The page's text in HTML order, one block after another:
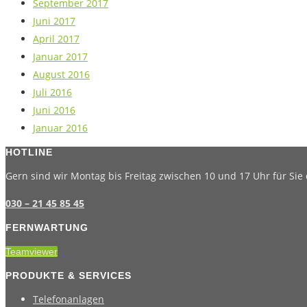
September 2017
Juni 2017
April 2017
Januar 2017
August 2016
Juli 2016
Juni 2016
Januar 2016
HOTLINE
Gern sind wir Montag bis Freitag zwischen 10 und 17 Uhr für Sie
030 – 21 45 85 45
FERNWARTUNG
Teamviewer
PRODUKTE & SERVICES
Telefonanlagen